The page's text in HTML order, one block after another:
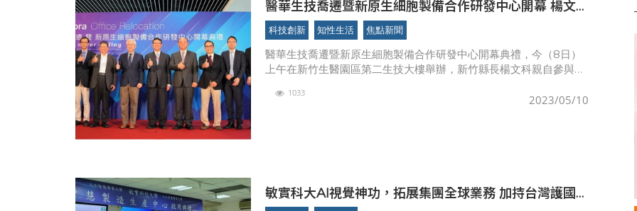
醫華生技喬遷暨新原生細胞製備合作研發中心開幕 楊文
科期許生醫成第二個護國神山
科技創新 知性生活 焦點新聞
醫華生技喬遷暨新原生細胞製備合作研發中心開幕典禮，今（8日）
上午在新竹生醫園區第二生技大樓舉辦，新竹縣長楊文科親自參與，
是對人類的一大福祉，
2023/05/10
1033
敏實科大AI視覺神功，拓展集團全球業務 加持台灣護國